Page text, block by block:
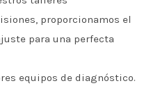
proporcionamos el
para una perfecta
equipos de diagnóstico.